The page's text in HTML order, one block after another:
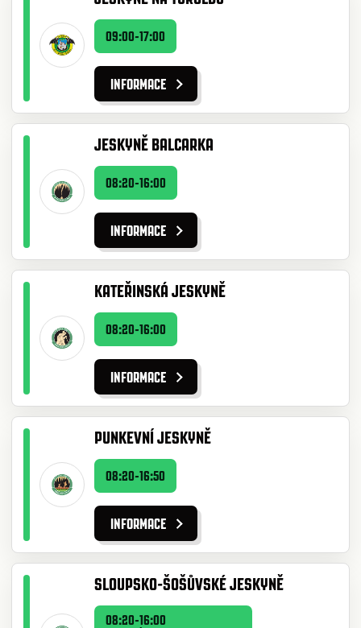
09:00-17:00
INFORMACE
JESKYNĚ BALCARKA
08:20-16:00
INFORMACE
KATEŘINSKÁ JESKYNĚ
08:20-16:00
INFORMACE
PUNKEVNÍ JESKYNĚ
08:20-16:50
INFORMACE
SLOUPSKO-ŠOŠŮVSKÉ JESKYNĚ
08:20-16:00